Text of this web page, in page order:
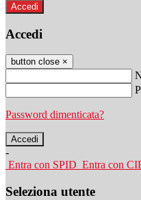
Accedi
Accedi
button close ×
Password dimenticata?
-
Entra con SPID Entra con
Seleziona utente